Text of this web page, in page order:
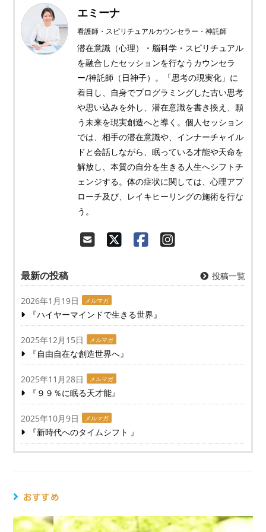
エミーナ
看護師・スピリチュアルカウンセラー・神託師
潜在意識（心理）・脳科学・スピリチュアル
を融合したセッションを行なうカウンセラ
ー/神託師（日神子）。「思考の現実化」に
着目し、自身でプログラミングした古い思考
や思い込みを外し、潜在意識を書き換え、願
う未来を現実創造へと導く。個人セッション
では、相手の潜在意識や、インナーチャイル
ドと会話しながら、眠っている才能や天命を
解放し、本質の自分を生きる人生へシフトチ
ェンジする。体の症状に関しては、心理アプ
ローチ及び、レイキヒーリングの施術を行な
う。
最新の投稿 投稿一覧
2026年1月19日 メルマガ
『ハイヤーマインドで生きる世界』
2025年12月15日 メルマガ
『自由自在な創造世界へ』
2025年11月28日 メルマガ
『９９％に眠る天才能』
2025年10月9日 メルマガ
『新時代へのタイムシフト 』
おすすめ